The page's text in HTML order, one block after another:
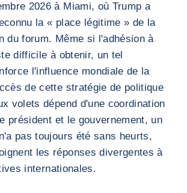
2026 à Miami, où Trump a
la « place légitime » de la
du forum. Même si l'adhésion à
difficile à obtenir, un tel
l'influence mondiale de la
de cette stratégie de politique
volets dépend d'une coordination
président et le gouvernement, un
pas toujours été sans heurts,
les réponses divergentes à
internationales.